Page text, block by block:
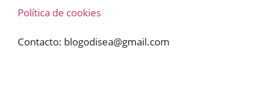
Política de cookies
Contacto: blogodisea@gmail.com